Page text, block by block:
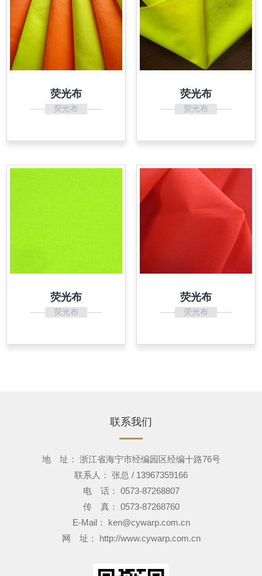
荧光布
荧光布
荧光布
荧光布
荧光布
荧光布
荧光布
荧光布
联系我们
地 址： 浙江省海宁市经编园区经编十路76号
联系人： 张总 / 13967359166
电 话： 0573-87268807
传 真： 0573-87268760
E-Mail： ken@cywarp.com.cn
网 址： http://www.cywarp.com.cn